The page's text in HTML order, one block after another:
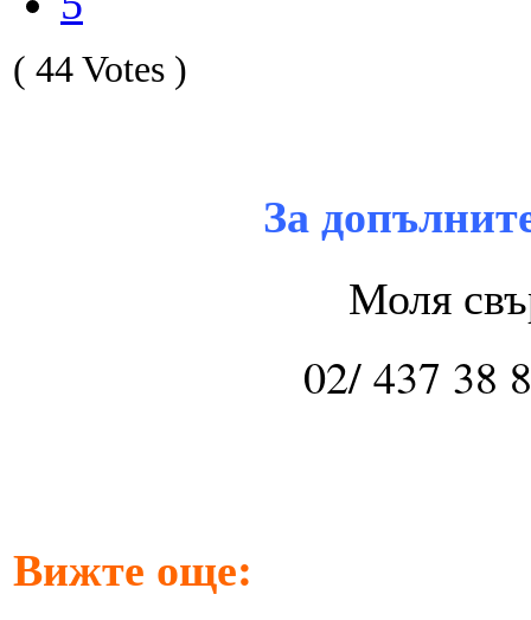
( 44 Votes )
За
Моля
02/ 437 38
Вижте още: